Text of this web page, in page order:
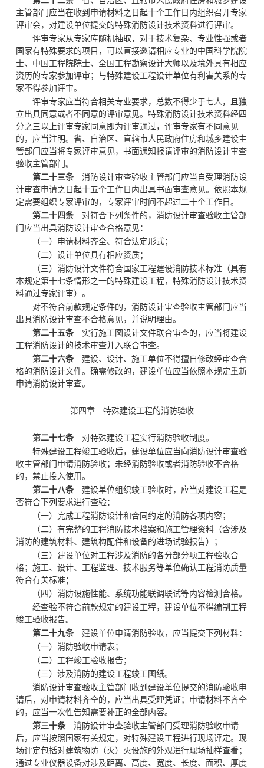
主管部门应当在收到申请材料之日起十个工作日内组织召开专家
评审会，对建设单位提交的特殊消防设计技术资料进行评审。
评审专家从专家库随机抽取，对于技术复杂、专业性强或者
国家有特殊要求的项目，可以直接邀请相应专业的中国科学院院
士、中国工程院院士、全国工程勘察设计大师以及境外具有相应
资历的专家参加评审；与特殊建设工程设计单位有利害关系的专
家不得参加评审。
评审专家应当符合相关专业要求，总数不得少于七人，且独
立出具同意或者不同意的评审意见。特殊消防设计技术资料经四
分之三以上评审专家同意即为评审通过，评审专家有不同意见
的，应当注明。省、自治区、直辖市人民政府住房和城乡建设主
管部门应当将专家评审意见，书面通知报请评审的消防设计审查
验收主管部门。
第二十三条 消防设计审查验收主管部门应当自受理消防设
计审查申请之日起十五个工作日内出具书面审查意见。依照本规
定需要组织专家评审的，专家评审时间不超过二十个工作日。
第二十四条 对符合下列条件的，消防设计审查验收主管部
门应当出具消防设计审查合格意见：
（一）申请材料齐全、符合法定形式；
（二）设计单位具有相应资质；
（三）消防设计文件符合国家工程建设消防技术标准（具有
本规定第十七条情形之一的特殊建设工程，特殊消防设计技术资
料通过专家评审）。
对不符合前款规定条件的，消防设计审查验收主管部门应当
出具消防设计审查不合格意见，并说明理由。
第二十五条 实行施工图设计文件联合审查的，应当将建设
工程消防设计的技术审查并入联合审查。
第二十六条 建设、设计、施工单位不得擅自修改经审查合
格的消防设计文件。确需修改的，建设单位应当依照本规定重新
申请消防设计审查。
第四章 特殊建设工程的消防验收
第二十七条 对特殊建设工程实行消防验收制度。
特殊建设工程竣工验收后，建设单位应当向消防设计审查验
收主管部门申请消防验收；未经消防验收或者消防验收不合格
的，禁止投入使用。
第二十八条 建设单位组织竣工验收时，应当对建设工程是
否符合下列要求进行查验：
（一）完成工程消防设计和合同约定的消防各项内容；
（二）有完整的工程消防技术档案和施工管理资料（含涉及
消防的建筑材料、建筑构配件和设备的进场试验报告）；
（三）建设单位对工程涉及消防的各分部分项工程验收合
格；施工、设计、工程监理、技术服务等单位确认工程消防质量
符合有关标准；
（四）消防设施性能、系统功能联调联试等内容检测合格。
经查验不符合前款规定的建设工程，建设单位不得编制工程
竣工验收报告。
第二十九条 建设单位申请消防验收，应当提交下列材料：
（一）消防验收申请表；
（二）工程竣工验收报告；
（三）涉及消防的建设工程竣工图纸。
消防设计审查验收主管部门收到建设单位提交的消防验收申
请后，对申请材料齐全的，应当出具受理凭证；申请材料不齐全
的，应当一次性告知需要补正的全部内容。
第三十条 消防设计审查验收主管部门受理消防验收申请
后，应当按照国家有关规定，对特殊建设工程进行现场评定。现
场评定包括对建筑物防（灭）火设施的外观进行现场抽样查看；
通过专业仪器设备对涉及距离、高度、宽度、长度、面积、厚度